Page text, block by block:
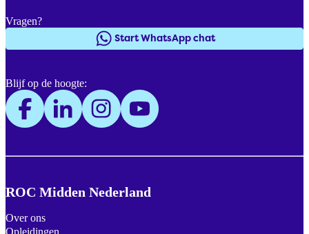
ROC Midden Nederland
Over ons
Vragen?
Start WhatsApp chat
Blijf op de hoogte: